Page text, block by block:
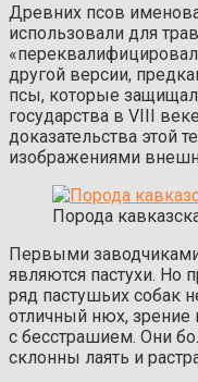
Древних псов
использовали для
другой версии,
псы, которые
государства в VIII
доказательства этой
изображениями
Порода
Первыми
являются пастухи. Но
ряд пастушьих собак
отличный нюх, зрение
с бесстрашием. Они
склонны лаять и